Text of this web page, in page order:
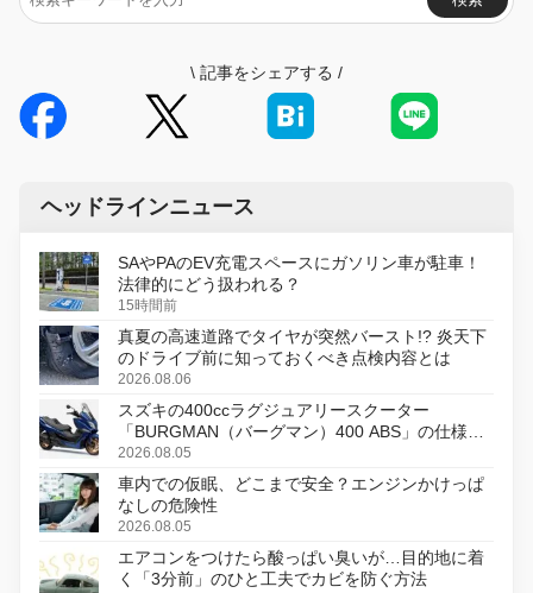
\ 記事をシェアする /
ヘッドラインニュース
SAやPAのEV充電スペースにガソリン車が駐車！
法律的にどう扱われる？
15時間前
真夏の高速道路でタイヤが突然バースト!? 炎天下
のドライブ前に知っておくべき点検内容とは
2026.08.06
スズキの400ccラグジュアリースクーター
「BURGMAN（バーグマン）400 ABS」の仕様を
変更し、8月18日に発売
2026.08.05
車内での仮眠、どこまで安全？エンジンかけっぱ
なしの危険性
2026.08.05
エアコンをつけたら酸っぱい臭いが…目的地に着
く「3分前」のひと工夫でカビを防ぐ方法